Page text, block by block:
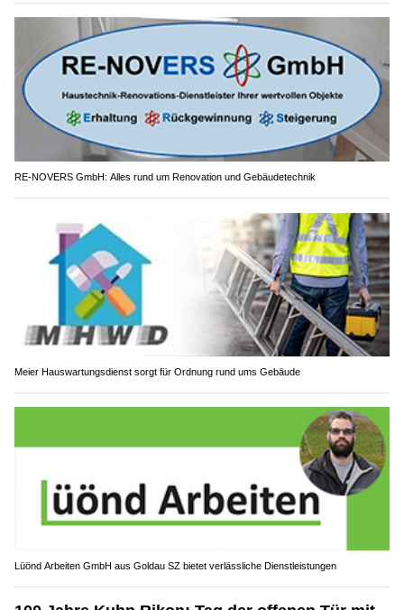
RE-NOVERS GmbH: Alles rund um Renovation und Gebäudetechnik
Meier Hauswartungsdienst sorgt für Ordnung rund ums Gebäude
Lüönd Arbeiten GmbH aus Goldau SZ bietet verlässliche Dienstleistungen